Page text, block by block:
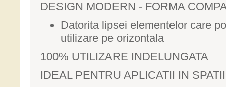
DESIGN MODERN - FORMA
Datorita lipsei elementelor care
utilizare pe orizontala
100% UTILIZARE INDELUNGATA
IDEAL PENTRU APLICATII IN